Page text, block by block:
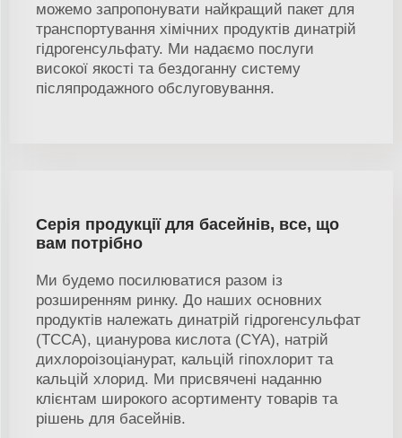
можемо запропонувати найкращий пакет для
транспортування хімічних продуктів динатрій
гідрогенсульфату. Ми надаємо послуги
високої якості та бездоганну систему
післяпродажного обслуговування.
Серія продукції для басейнів, все, що
вам потрібно
Ми будемо посилюватися разом із
розширенням ринку. До наших основних
продуктів належать динатрій гідрогенсульфат
(TCCA), цианурова кислота (CYA), натрій
дихлороізоціанурат, кальцій гіпохлорит та
кальцій хлорид. Ми присвячені наданню
клієнтам широкого асортименту товарів та
рішень для басейнів.